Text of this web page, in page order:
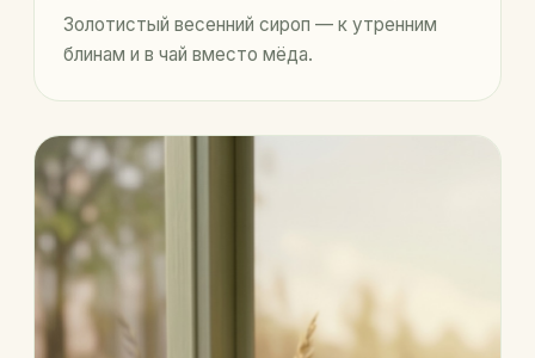
Золотистый весенний сироп — к утренним
блинам и в чай вместо мёда.